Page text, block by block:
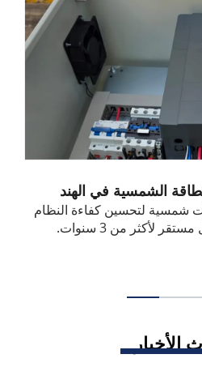
الشمسية في الهند
لتحسين كفاءة النظام
لأكثر من 3 سنوات.
الأخبار